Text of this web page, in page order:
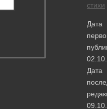
стихи
Дата
Дата